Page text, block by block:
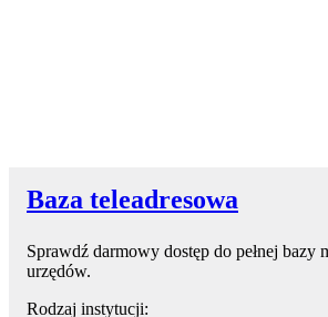
Baza teleadresowa
Sprawdź darmowy dostęp do pełnej bazy
urzędów.
Rodzaj instytucji: